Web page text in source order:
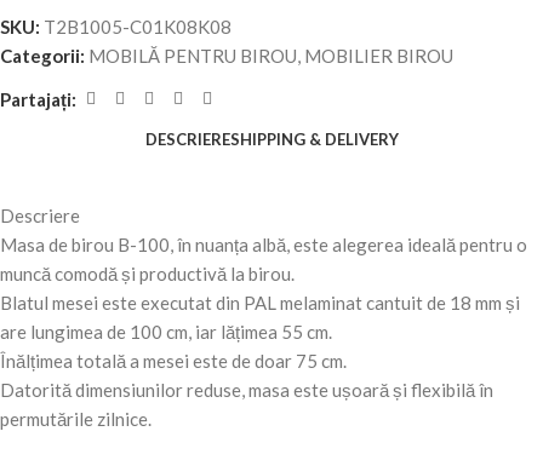
SKU: T2B1005-C01K08K08
Categorii: MOBILĂ PENTRU BIROU, MOBILIER BIROU
Partajați:
DESCRIERESHIPPING & DELIVERY
Descriere
Masa de birou B-100, în nuanța albă, este alegerea ideală pentru o
muncă comodă și productivă la birou.
Blatul mesei este executat din PAL melaminat cantuit de 18 mm și
are lungimea de 100 cm, iar lățimea 55 cm.
Înălțimea totală a mesei este de doar 75 cm.
Datorită dimensiunilor reduse, masa este ușoară și flexibilă în
permutările zilnice.